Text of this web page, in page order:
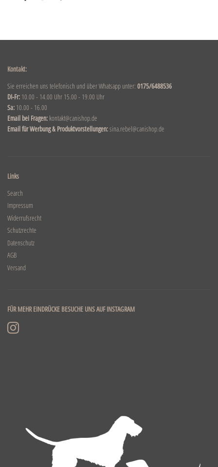
Kontakt:
Sie erreichen uns telefonisch und über Whatsapp unter: 0175/6488536
DI-Fr: 10.00 - 14.00 Uhr 15.00 - 19.00 Uhr
Sa: 10.00 - 16.00
Email bei Fragen: kontakt@canishop.de
Email für Werbung & Produktvorstellungen:sina.rebel@canishop.de
Links
Search
Impressum
Widerrufsrecht
Schutzrechte
Datenschutz
AGB
Versand
FÜR MEHR EINDRÜCKE BESUCHE UNS AUF INSTAGRAM